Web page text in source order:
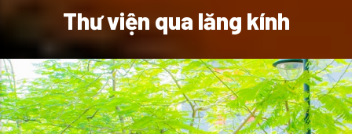
Thư viện qua lăng kính